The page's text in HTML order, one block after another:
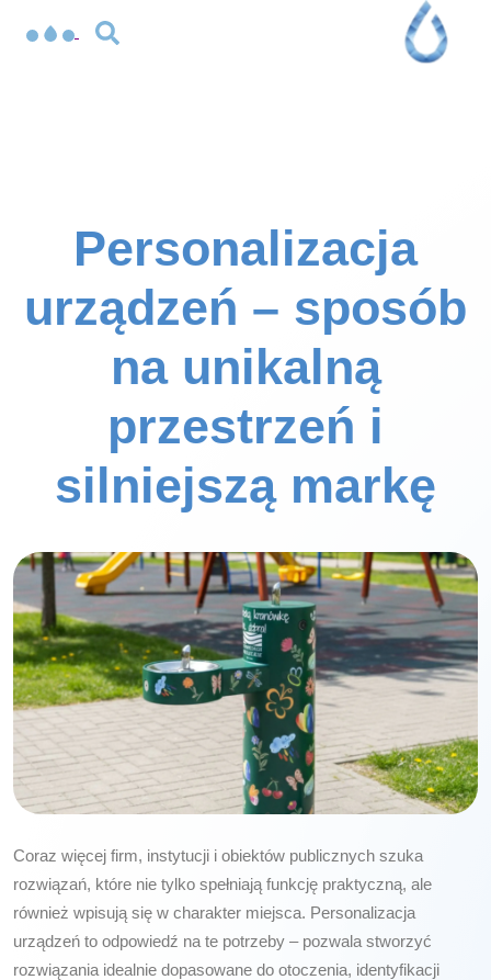
Personalizacja
urządzeń – sposób
na unikalną
przestrzeń i
silniejszą markę
Coraz więcej firm, instytucji i obiektów publicznych szuka
rozwiązań, które nie tylko spełniają funkcję praktyczną, ale
również wpisują się w charakter miejsca. Personalizacja
urządzeń to odpowiedź na te potrzeby – pozwala stworzyć
rozwiązania idealnie dopasowane do otoczenia, identyfikacji